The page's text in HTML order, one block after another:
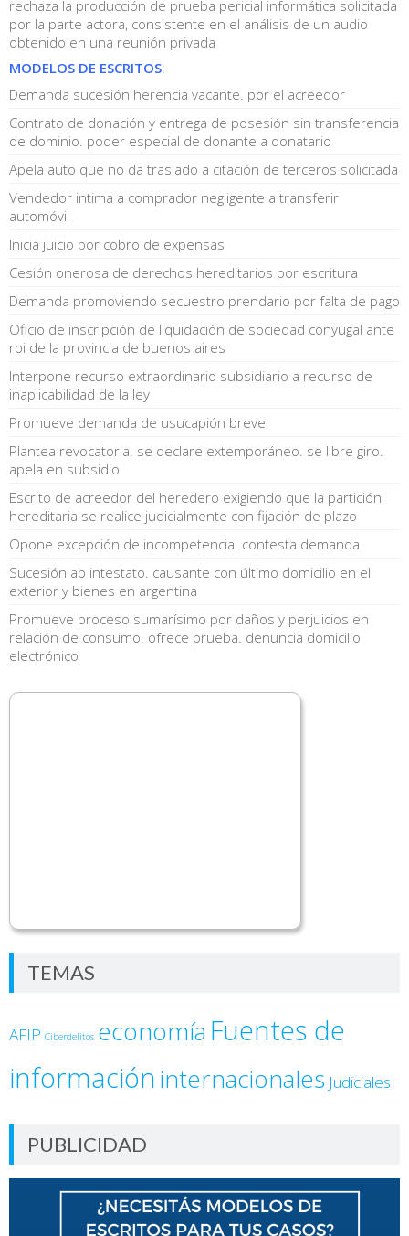
rechaza la producción de prueba pericial informática solicitada
por la parte actora, consistente en el análisis de un audio
obtenido en una reunión privada
MODELOS DE ESCRITOS:
Demanda sucesión herencia vacante. por el acreedor
Contrato de donación y entrega de posesión sin transferencia
de dominio. poder especial de donante a donatario
Apela auto que no da traslado a citación de terceros solicitada
Vendedor intima a comprador negligente a transferir
automóvil
Inicia juicio por cobro de expensas
Cesión onerosa de derechos hereditarios por escritura
Demanda promoviendo secuestro prendario por falta de pago
Oficio de inscripción de liquidación de sociedad conyugal ante
rpi de la provincia de buenos aires
Interpone recurso extraordinario subsidiario a recurso de
inaplicabilidad de la ley
Promueve demanda de usucapión breve
Plantea revocatoria. se declare extemporáneo. se libre giro.
apela en subsidio
Escrito de acreedor del heredero exigiendo que la partición
hereditaria se realice judicialmente con fijación de plazo
Opone excepción de incompetencia. contesta demanda
Sucesión ab intestato. causante con último domicilio en el
exterior y bienes en argentina
Promueve proceso sumarísimo por daños y perjuicios en
relación de consumo. ofrece prueba. denuncia domicilio
electrónico
TEMAS
AFIP Ciberdelitos economía Fuentes de
informacióninternacionales Judiciales
PUBLICIDAD